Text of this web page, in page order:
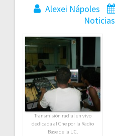
Alexei Nápoles
Noticias
Transmisión radial en vivo
dedicada al Che por la Radio
Base de la UC.